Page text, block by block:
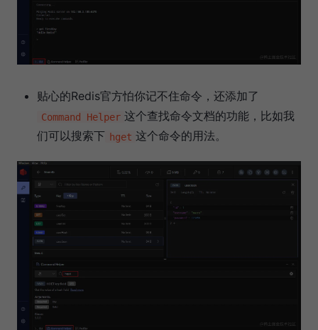
贴心的Redis官方怕你记不住命令，还添加了
Command Helper 这个查找命令文档的功能，比如我
们可以搜索下 hget 这个命令的用法。